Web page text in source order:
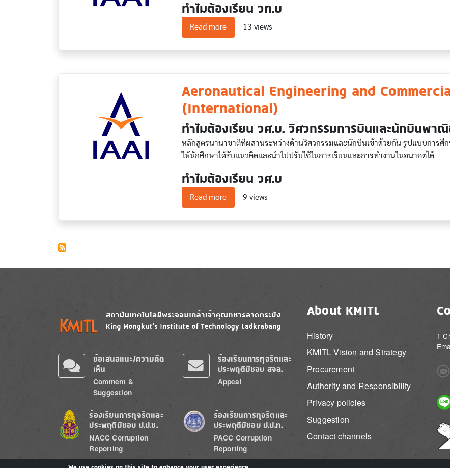
ทำไมต้องเรียน วท.บ
Read moreabout Logistics Management (International)
13 views
Aeronautical Engineering and
(International)
ทำไมต้องเรียน วศ.บ. วิศวกรรมการบินและนักบินพา
หลักสูตรนานาชาติที่ผสานระหว่างด้านวิศวกรรมและนักบินเข้าด้วยกัน รูปแบบการศึ
ให้นักศึกษาได้รับแนวคิดและนำไปปรับใช้ในการเรียนและการทำงานในอนาคตได้
ทำไมต้องเรียน วศ.บ
Read moreabout Aeronautical Engineering and Commercial Piloting
9 views
Image Image
ข้อเสนอแนะ/ความคิด
เห็น
Comment &
Suggestion
ร้องเรียนการทุจริตและ
ประพฤติมิชอบ สจล.
Appeal
Image
ร้องเรียนการทุจริตและ
ประพฤติมิชอบ ป.ป.ช.
NACC Corruption
Reporting
Image
ร้องเรียนการทุจริตและ
ประพฤติมิชอบ ป.ป.ท.
PACC Corruption
Reporting
About KMITL
History
KMITL Vision and Strategy
Procurement
Authority and Responsibility
Privacy policies
Suggestion
Contact channels
1